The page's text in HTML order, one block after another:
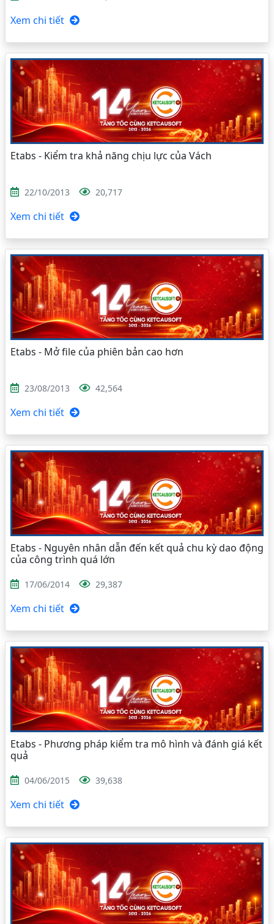
Xem chi tiết
Etabs - Kiểm tra khả năng chịu lực của Vách
22/10/2013 20,717
Xem chi tiết
Etabs - Mở file của phiên bản cao hơn
23/08/2013 42,564
Xem chi tiết
Etabs - Nguyên nhân dẫn đến kết quả chu kỳ dao động
của công trình quá lớn
17/06/2014 29,387
Xem chi tiết
Etabs - Phương pháp kiểm tra mô hình và đánh giá kết
quả
04/06/2015 39,638
Xem chi tiết